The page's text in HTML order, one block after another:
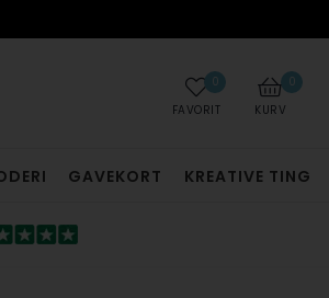
0
KURV
0
FAVORIT
GAVEKORT KREATIVE TING